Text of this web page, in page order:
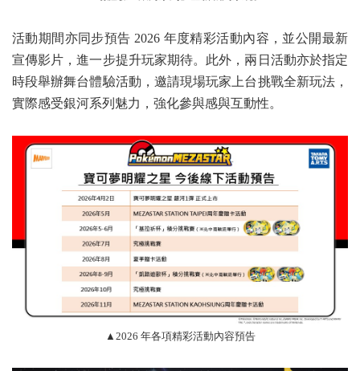
活動期間亦同步預告 2026 年度精彩活動內容，並公開最新
宣傳影片，進一步提升玩家期待。此外，兩日活動亦於指定
時段舉辦舞台體驗活動，邀請現場玩家上台挑戰全新玩法，
實際感受銀河系列魅力，強化參與感與互動性。
▲2026 年各項精彩活動內容預告